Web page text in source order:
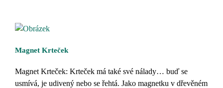
Magnet Krteček
Magnet Krteček: Krteček má také své nálady… buď se
usmívá, je udivený nebo se řehtá. Jako magnetku v dřevěném